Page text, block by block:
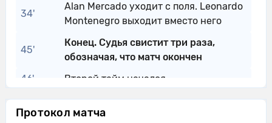
34'
Alan Mercado уходит с поля. Leonardo
Montenegro выходит вместо него
45'
Конец. Судья свистит три раза,
обозначая, что матч окончен
46'
Второй тайм начался
46'
Михаэль Ковеа уходит с поля.
Lucciano Reinoso выходит вместо него
Протокол матча